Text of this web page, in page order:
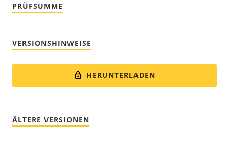
PRÜFSUMME
VERSIONSHINWEISE
HERUNTERLADEN
ÄLTERE VERSIONEN